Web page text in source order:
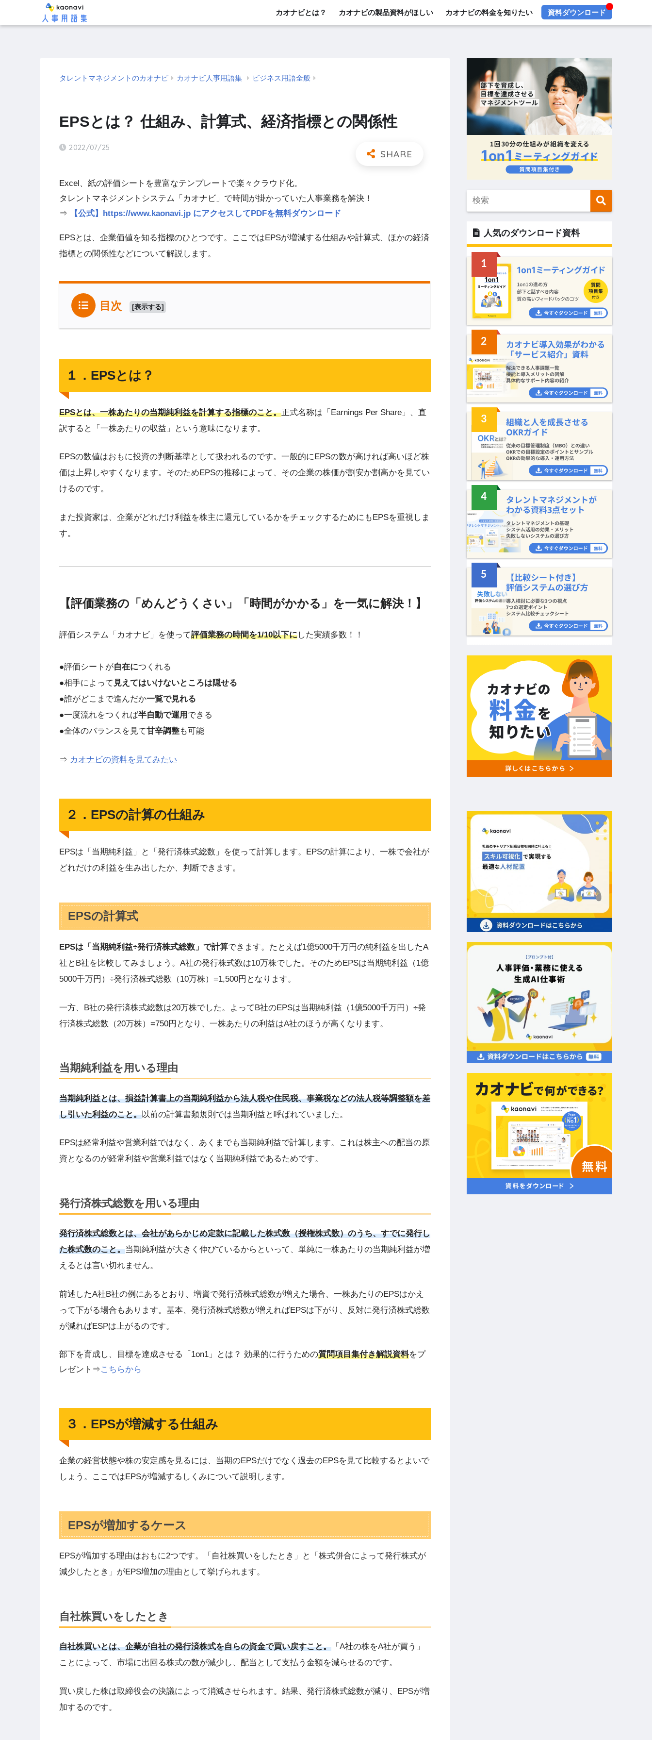
カオナビとは？ カオナビの製品資料がほしい カオナビの料金を知りたい 資料ダウンロード
タレントマネジメントのカオナビ カオナビ人事用語集 ビジネス用語全般
EPSとは？ 仕組み、計算式、経済指標との関係性
2022/07/25
Excel、紙の評価シートを豊富なテンプレートで楽々クラウド化。
タレントマネジメントシステム「カオナビ」で時間が掛かっていた人事業務を解決！
⇒
【公式】https://www.kaonavi.jp にアクセスしてPDFを無料ダウンロード
EPSとは、企業価値を知る指標のひとつです。ここではEPSが増減する仕組みや計算式、ほかの経済
指標との関係性などについて解説します。
目次 [表示する]
１．EPSとは？
EPSとは、一株あたりの当期純利益を計算する指標のこと。正式名称は「Earnings Per Share」、直
訳すると「一株あたりの収益」という意味になります。
EPSの数値はおもに投資の判断基準として扱われるのです。一般的にEPSの数が高ければ高いほど株
価は上昇しやすくなります。そのためEPSの推移によって、その企業の株価が割安か割高かを見てい
けるのです。
また投資家は、企業がどれだけ利益を株主に還元しているかをチェックするためにもEPSを重視しま
す。
【評価業務の「めんどうくさい」「時間がかかる」を一気に解決！】
評価システム「カオナビ」を使って評価業務の時間を1/10以下にした実績多数！！
●評価シートが自在につくれる
●相手によって 見えてはいけないところは隠せる
●誰がどこまで進んだか一覧で見れる
●一度流れをつくれば半自動で運用 できる
●全体のバランスを見て甘辛調整も可能
⇒ カオナビの資料を見てみたい
２．EPSの計算の仕組み
EPSは「当期純利益」と「発行済株式総数」を使って計算します。EPSの計算により、一株で会社が
どれだけの利益を生み出したか、判断できます。
EPSの計算式
EPSは「当期純利益÷発行済株式総数」で計算できます。たとえば1億5000千万円の純利益を出したA
社とB社を比較してみましょう。A社の発行株式数は10万株でした。そのためEPSは当期純利益（1億
5000千万円）÷発行済株式総数（10万株）=1,500円となります。
一方、B社の発行済株式総数は20万株でした。よってB社のEPSは当期純利益（1億5000千万円）÷発
行済株式総数（20万株）=750円となり、一株あたりの利益はA社のほうが高くなります。
当期純利益を用いる理由
当期純利益とは、損益計算書上の当期純利益から法人税や住民税、事業税などの法人税等調整額を差
し引いた利益のこと。以前の計算書類規則では当期利益と呼ばれていました。
EPSは経常利益や営業利益ではなく、あくまでも当期純利益で計算します。これは株主への配当の原
資となるのが経常利益や営業利益ではなく当期純利益であるためです。
発行済株式総数を用いる理由
発行済株式総数とは、会社があらかじめ定款に記載した株式数（授権株式数）のうち、すでに発行し
た株式数のこと。当期純利益が大きく伸びているからといって、単純に一株あたりの当期純利益が増
えるとは言い切れません。
前述したA社B社の例にあるとおり、増資で発行済株式総数が増えた場合、一株あたりのEPSはかえ
って下がる場合もあります。基本、発行済株式総数が増えればEPSは下がり、反対に発行済株式総数
が減ればESPは上がるのです。
部下を育成し、目標を達成させる「1on1」とは？ 効果的に行うための質問項目集付き解説資料をプ
レゼント⇒こちらから
３．EPSが増減する仕組み
企業の経営状態や株の安定感を見るには、当期のEPSだけでなく過去のEPSを見て比較するとよいで
しょう。ここではEPSが増減するしくみについて説明します。
EPSが増加するケース
EPSが増加する理由はおもに2つです。「自社株買いをしたとき」と「株式併合によって発行株式が
減少したとき」がEPS増加の理由として挙げられます。
自社株買いをしたとき
自社株買いとは、企業が自社の発行済株式を自らの資金で買い戻すこと。 「A社の株をA社が買う」
ことによって、市場に出回る株式の数が減少し、配当として支払う金額を減らせるのです。
買い戻した株は取締役会の決議によって消滅させられます。結果、発行済株式総数が減り、EPSが増
加するのです。
人気のダウンロード資料